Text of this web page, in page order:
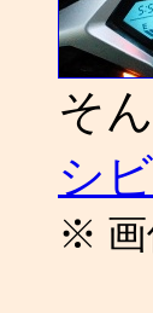
そ
シ
※ 画